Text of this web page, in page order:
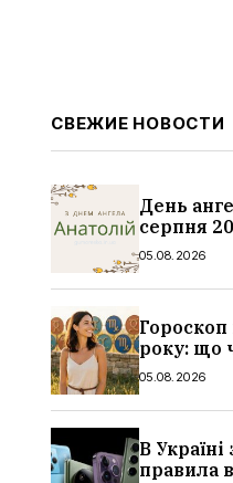
СВЕЖИЕ НОВОСТИ
День
серпня
значення
прозі
05.08.2026
Гороскоп
року: що
знак
05.08.2026
В
правила